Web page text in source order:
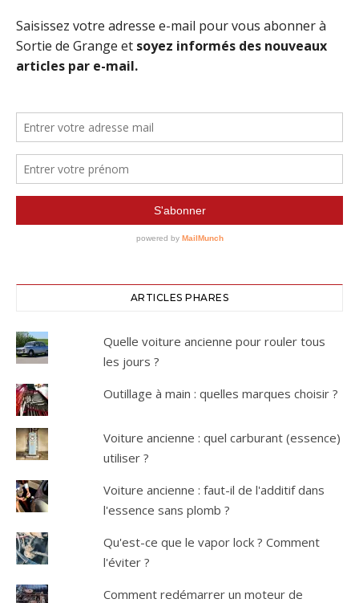
ARTICLES PHARES
Quelle voiture ancienne pour rouler tous
les jours ?
Outillage à main : quelles marques choisir ?
Voiture ancienne : quel carburant (essence)
utiliser ?
Voiture ancienne : faut-il de l'additif dans
l'essence sans plomb ?
Qu'est-ce que le vapor lock ? Comment
l'éviter ?
Comment redémarrer un moteur de